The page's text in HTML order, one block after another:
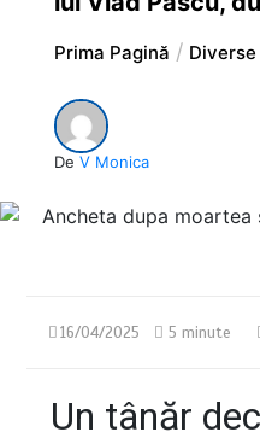
Prima Pagină Diverse
De V Monica
16/04/2025 5 minute
Un tânăr